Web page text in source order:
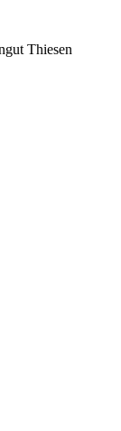
Thiesen